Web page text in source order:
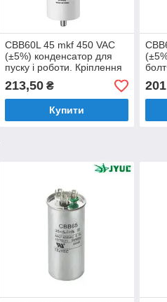
CBB60L 45 mkf 450 VAC
(±5%) конденсатор для
пуску і роботи. Кріплення
болт + дроти (50*106 mm)
213,50₴
Купити